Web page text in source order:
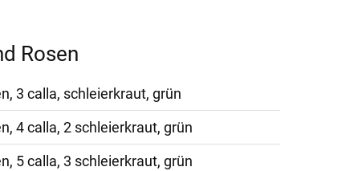
Rosen
3 calla, schleierkraut, grün
4 calla, 2 schleierkraut, grün
5 calla, 3 schleierkraut, grün